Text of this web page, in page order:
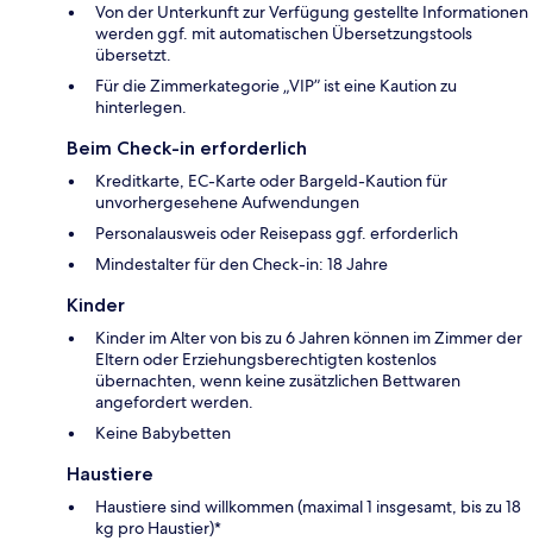
Von der Unterkunft zur Verfügung gestellte Informationen
werden ggf. mit automatischen Übersetzungstools
übersetzt.
Für die Zimmerkategorie „VIP” ist eine Kaution zu
hinterlegen.
Beim Check-in erforderlich
Kreditkarte, EC-Karte oder Bargeld-Kaution für
unvorhergesehene Aufwendungen
Personalausweis oder Reisepass ggf. erforderlich
Mindestalter für den Check-in: 18 Jahre
Kinder
Kinder im Alter von bis zu 6 Jahren können im Zimmer der
Eltern oder Erziehungsberechtigten kostenlos
übernachten, wenn keine zusätzlichen Bettwaren
angefordert werden.
Keine Babybetten
Haustiere
Haustiere sind willkommen (maximal 1 insgesamt, bis zu 18
kg pro Haustier)*